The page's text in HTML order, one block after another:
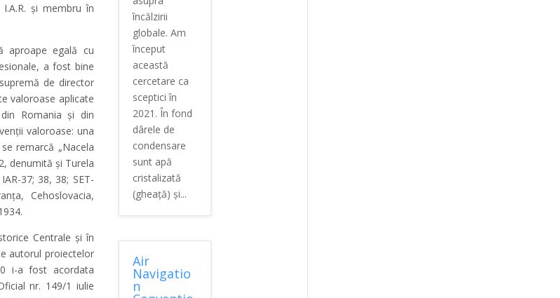
şi membru în
aproape egală cu
a fost bine
de director
valoroase aplicate
Romania şi din
valoroase: una
remarcă „Nacela
denumită şi Turela
37; 38, 38; SET-
Cehoslovacia,
Centrale şi în
autorul proiectelor
i-a fost acordata
nr. 149/1 iulie
încălzirii
globale. Am
început
această
cercetare ca
sceptici în
2021. În fond
dârele de
condensare
sunt apă
cristalizată
(gheață) și...
Air
Navigatio
n